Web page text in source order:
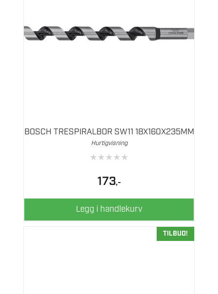
BOSCH TRESPIRALBOR SW11 18X160X235MM
Hurtigvisning
★★★★★
173,-
Legg i handlekurv
TILBUD!